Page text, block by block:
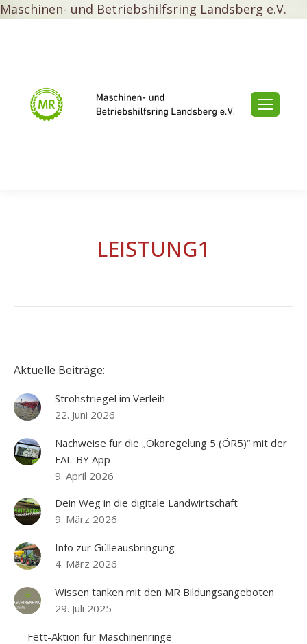
Maschinen- und Betriebshilfsring Landsberg e.V.
LEISTUNG1
Aktuelle Beiträge:
Strohstriegel im Verleih
22. Juni 2026
Nachweise für die „Ökoregelung 5 (ÖR5)“ mit der
FAL-BY App
9. April 2026
Dein Weg in die digitale Landwirtschaft
9. März 2026
Info zur Gülleausbringung
4. März 2026
Wissen tanken mit den MR Bildungsangeboten
29. Juli 2025
Fett-Aktion für Maschinenringe